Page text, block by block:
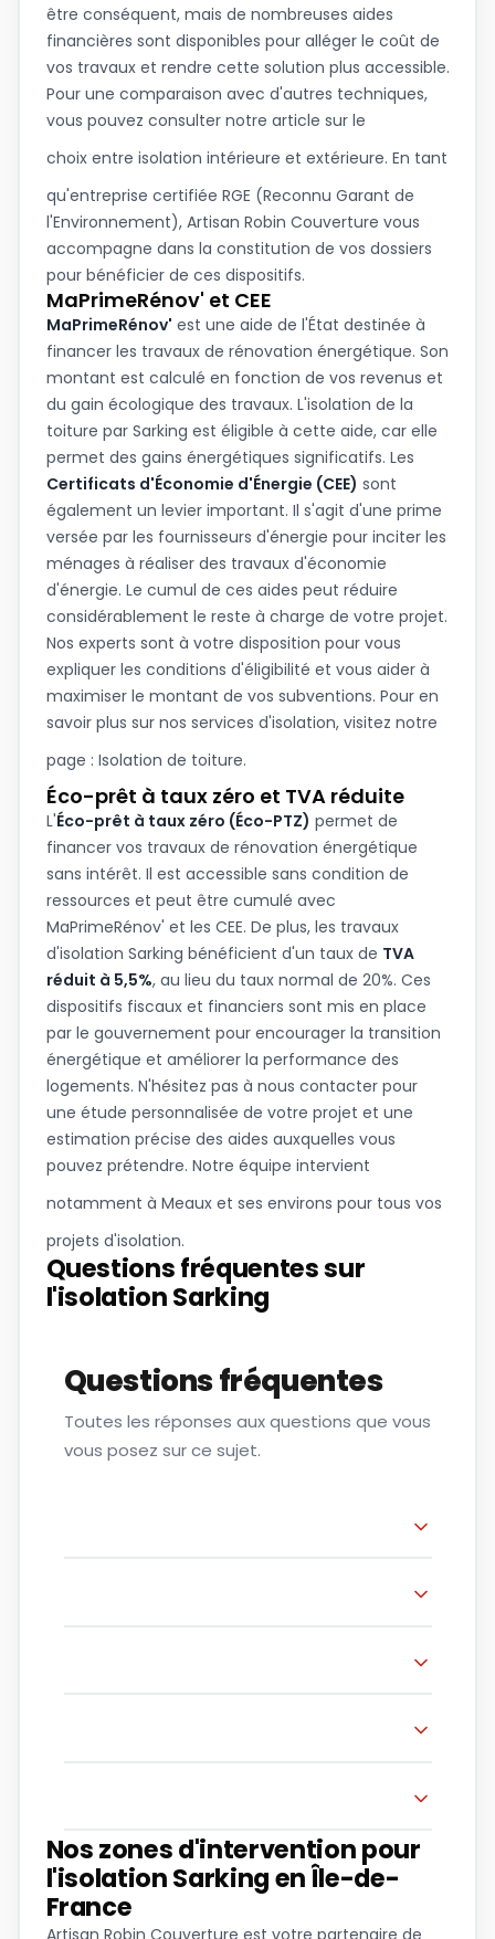
être conséquent, mais de nombreuses aides
financières sont disponibles pour alléger le coût de
vos travaux et rendre cette solution plus accessible.
Pour une comparaison avec d'autres techniques,
vous pouvez consulter notre article sur le
choix entre isolation intérieure et extérieure. En tant
qu'entreprise certifiée RGE (Reconnu Garant de
l'Environnement), Artisan Robin Couverture vous
accompagne dans la constitution de vos dossiers
pour bénéficier de ces dispositifs.
MaPrimeRénov' et CEE
MaPrimeRénov' est une aide de l'État destinée à
financer les travaux de rénovation énergétique. Son
montant est calculé en fonction de vos revenus et
du gain écologique des travaux. L'isolation de la
toiture par Sarking est éligible à cette aide, car elle
permet des gains énergétiques significatifs. Les
Certificats d'Économie d'Énergie (CEE) sont
également un levier important. Il s'agit d'une prime
versée par les fournisseurs d'énergie pour inciter les
ménages à réaliser des travaux d'économie
d'énergie. Le cumul de ces aides peut réduire
considérablement le reste à charge de votre projet.
Nos experts sont à votre disposition pour vous
expliquer les conditions d'éligibilité et vous aider à
maximiser le montant de vos subventions. Pour en
savoir plus sur nos services d'isolation, visitez notre
page : Isolation de toiture.
Éco-prêt à taux zéro et TVA réduite
L'Éco-prêt à taux zéro (Éco-PTZ) permet de
financer vos travaux de rénovation énergétique
sans intérêt. Il est accessible sans condition de
ressources et peut être cumulé avec
MaPrimeRénov' et les CEE. De plus, les travaux
d'isolation Sarking bénéficient d'un taux de TVA
réduit à 5,5%, au lieu du taux normal de 20%. Ces
dispositifs fiscaux et financiers sont mis en place
par le gouvernement pour encourager la transition
énergétique et améliorer la performance des
logements. N'hésitez pas à nous contacter pour
une étude personnalisée de votre projet et une
estimation précise des aides auxquelles vous
pouvez prétendre. Notre équipe intervient
notamment à Meauxet ses environs pour tous vos
projets d'isolation.
Questions fréquentes sur
l'isolation Sarking
Questions fréquentes
Toutes les réponses aux questions que vous
vous posez sur ce sujet.
Nos zones d'intervention pour
l'isolation Sarking en Île-de-
France
Artisan Robin Couverture est votre partenaire de